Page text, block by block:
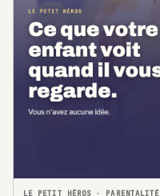
LE PETIT HÉROS · PARENTALITÉ